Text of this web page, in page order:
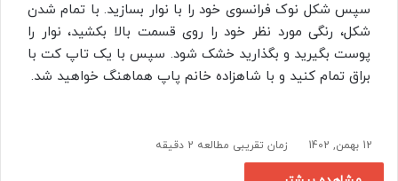
سپس شکل نوک فرانسوی خود را با نوار بسازید. با تمام شدن
شکل، رنگی مورد نظر خود را روی قسمت بالا بکشید، نوار را
پوست بگیرید و بگذارید خشک شود. سپس با یک تاپ کت با
براق تمام کنید و با شاهزاده خانم پاپ هماهنگ خواهید شد.
12 بهمن, 1402 زمان تقریبی مطالعه 2 دقیقه